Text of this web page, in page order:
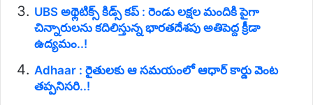
UBS అథ్లెటిక్స్ కిడ్స్ కప్ : రెండు లక్షల మందికి పైగా
చిన్నారులను కదిలిస్తున్న భారతదేశపు అతిపెద్ద క్రీడా
ఉద్యమం..!
Adhaar : రైతులకు ఆ సమయంలో ఆధార్ కార్డు వెంట
తప్పనిసరి..!